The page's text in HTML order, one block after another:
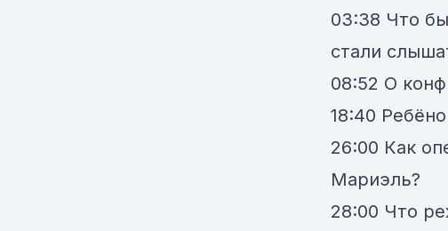
03:38 Что
стали
08:52 О
18:40
26:00 Как
Мариэль?
28:00 Что